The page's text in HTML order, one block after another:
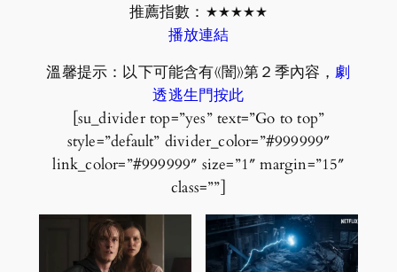
推薦指數：★★★★★
播放連結
溫馨提示：以下可能含有《闇》第２季內容，劇
透逃生門按此
[su_divider top=”yes” text=”Go to top”
style=”default” divider_color=”#999999″
link_color=”#999999″ size=”1″ margin=”15″
class=””]